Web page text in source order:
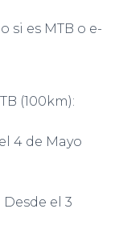
si es MTB o e-
(100km):
4 de Mayo
el 3